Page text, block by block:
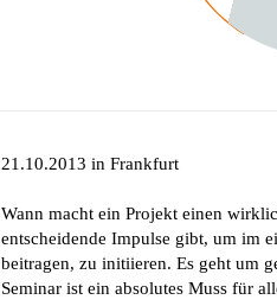
21.10.2013 in Frankfurt
Wann macht ein Projekt einen
entscheidende Impulse gibt, um im
beitragen, zu initiieren. Es geht um
Seminar ist ein absolutes Muss für